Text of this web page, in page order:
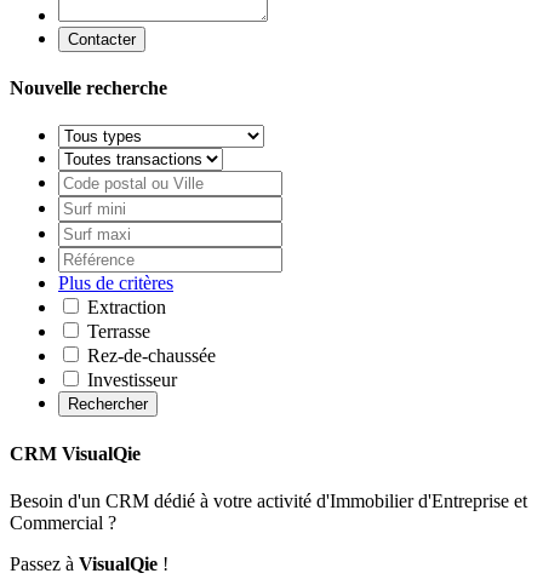
Contacter
Nouvelle recherche
Plus de critères
Extraction
Terrasse
Rez-de-chaussée
Investisseur
Rechercher
CRM VisualQie
Besoin d'un CRM dédié à votre activité d'Immobilier d'Entreprise et
Commercial ?
Passez à VisualQie !